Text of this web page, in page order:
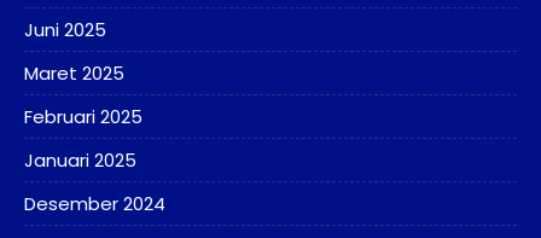
Juni 2025
Maret 2025
Februari 2025
Januari 2025
Desember 2024